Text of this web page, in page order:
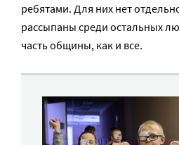
ребятами. Для них нет
рассыпаны среди остальных
часть общины, как и все.